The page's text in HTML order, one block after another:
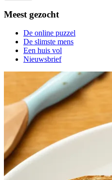
Meest gezocht
De online puzzel
De slimste mens
Een huis vol
Nieuwsbrief